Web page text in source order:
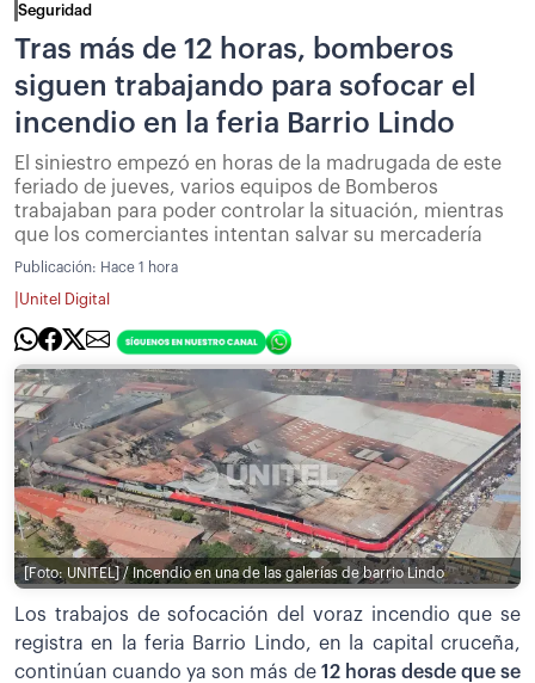
Seguridad
Tras más de 12 horas, bomberos
siguen trabajando para sofocar el
incendio en la feria Barrio Lindo
El siniestro empezó en horas de la madrugada de este
feriado de jueves, varios equipos de Bomberos
trabajaban para poder controlar la situación, mientras
que los comerciantes intentan salvar su mercadería
Publicación: Hace 1 hora
Unitel Digital
[Foto: UNITEL] / Incendio en una de las galerías de barrio Lindo
Los trabajos de sofocación del voraz incendio que se
registra en la feria Barrio Lindo, en la capital cruceña,
continúan cuando ya son más de 12 horas desde que se